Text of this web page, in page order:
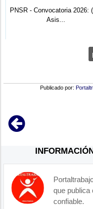
PNSR - Convocatoria 2026:
Asis...
Publicado por:
que publica
confiable.